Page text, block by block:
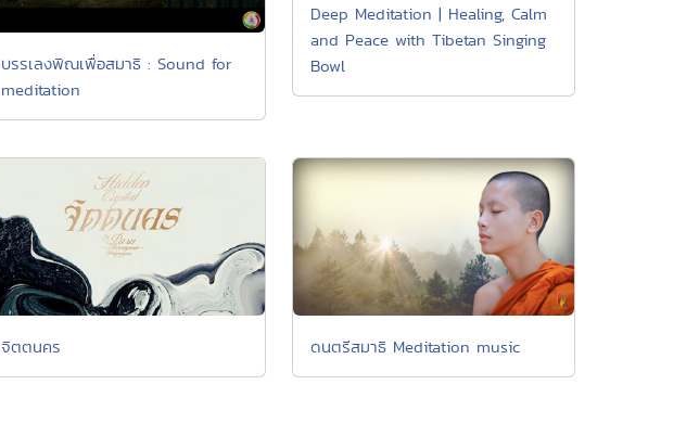
บรรเลงพิณเพื่อสมาธิ : Sound for
meditation
Deep Meditation | Healing, Calm
and Peace with Tibetan Singing
Bowl
จิตตนคร ดนตรีสมาธิ Meditation music